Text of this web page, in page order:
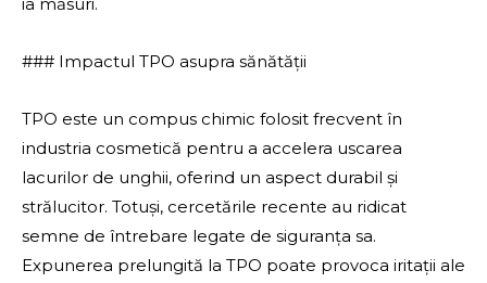
ia măsuri.
### Impactul TPO asupra sănătății
TPO este un compus chimic folosit frecvent în
industria cosmetică pentru a accelera uscarea
lacurilor de unghii, oferind un aspect durabil și
strălucitor. Totuși, cercetările recente au ridicat
semne de întrebare legate de siguranța sa.
Expunerea prelungită la TPO poate provoca iritații ale